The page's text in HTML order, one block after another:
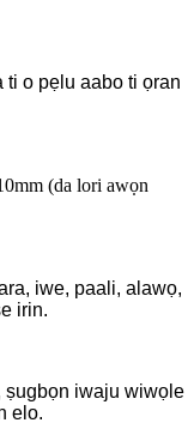
ti o pẹlu aabo ti ọran
(da lori awọn
iwe, paali, alawọ,
irin.
ṣugbọn iwaju wiwọle
elo.